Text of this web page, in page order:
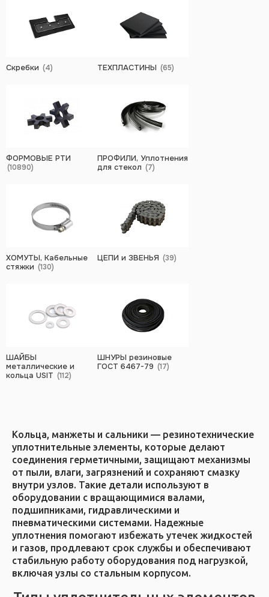
Скребки (4) ТЕХПЛАСТИНЫ (65)
ФОРМОВЫЕ РТИ
(10890)
ПРОФИЛИ, Уплотнения
для стекол (7)
ХОМУТЫ, Кабельные
стяжки (130)
ЦЕПИ и ЗВЕНЬЯ (39)
ШАЙБЫ
металлические и
кольца USIT (112)
ШНУРЫ резиновые
ГОСТ 6467-79 (17)
Кольца, манжеты и сальники — резинотехнические
уплотнительные элементы, которые делают
соединения герметичными, защищают механизмы
от пыли, влаги, загрязнений и сохраняют смазку
внутри узлов. Такие детали используют в
оборудовании с вращающимися валами,
подшипниками, гидравлическими и
пневматическими системами. Надежные
уплотнения помогают избежать утечек жидкостей
и газов, продлевают срок службы и обеспечивают
стабильную работу оборудования под нагрузкой,
включая узлы со стальным корпусом.